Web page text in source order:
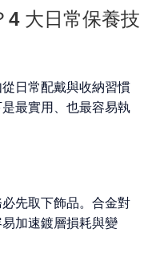
4 大日常保養技
日常配戴與收納習慣
最實用、也最容易執
先取下飾品。 合金對
易加速鍍層損耗與變